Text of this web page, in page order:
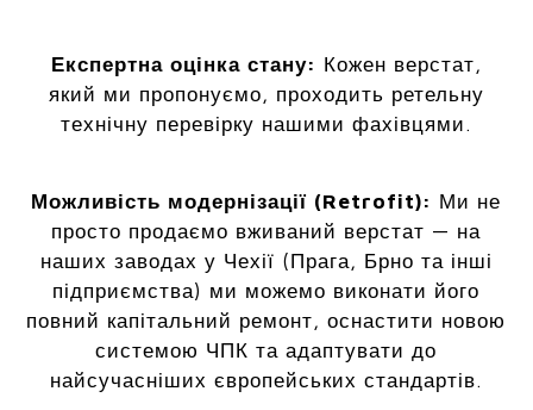
Експертна оцінка стану: Кожен верстат,
який ми пропонуємо, проходить ретельну
технічну перевірку нашими фахівцями.
Можливість модернізації (Retrofit): Ми не
просто продаємо вживаний верстат — на
наших заводах у Чехії (Прага, Брно та інші
підприємства) ми можемо виконати його
повний капітальний ремонт, оснастити новою
системою ЧПК та адаптувати до
найсучасніших європейських стандартів.